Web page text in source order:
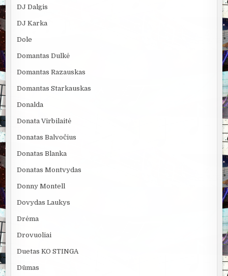
DJ Dalgis
DJ Karka
Dole
Domantas Dulkė
Domantas Razauskas
Domantas Starkauskas
Donalda
Donata Virbilaitė
Donatas Balvočius
Donatas Blanka
Donatas Montvydas
Donny Montell
Dovydas Laukys
Drėma
Drovuoliai
Duetas KO STINGA
Dūmas